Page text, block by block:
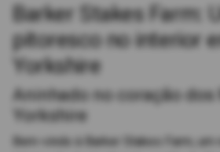
Barker Stakes Farm:
pitoresco no interior
Yorkshire
Aninhado no coração dos
Yorkshire
Bem-vindo à Barker Stakes Farm,